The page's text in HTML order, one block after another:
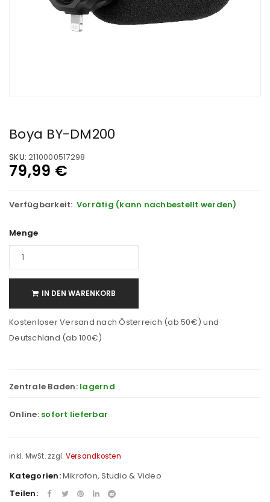
Boya BY-DM200
SKU: 2110000517298
79,99 €
Verfügbarkeit: Vorrätig (kann nachbestellt werden)
Menge
IN DEN WARENKORB
Kostenloser Versand nach Österreich (ab 50€) und
Deutschland (ab 100€)
Zentrale Baden: lagernd
Online: sofort lieferbar
inkl. MwSt. zzgl. Versandkosten
Kategorien:Mikrofon,Studio & Video
Teilen: